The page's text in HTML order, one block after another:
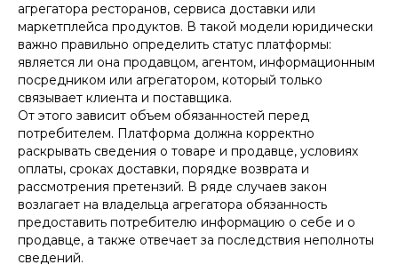
агрегатора ресторанов, сервиса доставки или
маркетплейса продуктов. В такой модели юридически
важно правильно определить статус платформы:
является ли она продавцом, агентом, информационным
посредником или агрегатором, который только
связывает клиента и поставщика.
От этого зависит объем обязанностей перед
потребителем. Платформа должна корректно
раскрывать сведения о товаре и продавце, условиях
оплаты, сроках доставки, порядке возврата и
рассмотрения претензий. В ряде случаев закон
возлагает на владельца агрегатора обязанность
предоставить потребителю информацию о себе и о
продавце, а также отвечает за последствия неполноты
сведений.
ПОЛИНА ПУШКАРЁВА
+7
юрист практики защиты
интеллектуальной
собственности